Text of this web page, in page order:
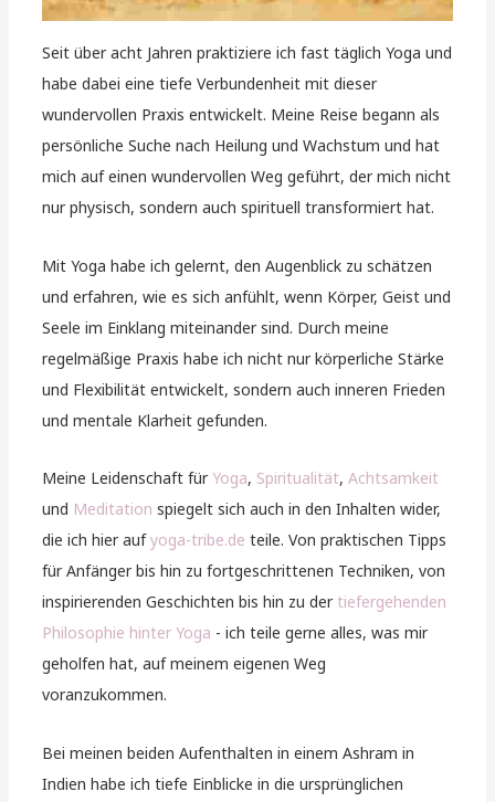
Seit über acht Jahren praktiziere ich fast täglich Yoga und
habe dabei eine tiefe Verbundenheit mit dieser
wundervollen Praxis entwickelt. Meine Reise begann als
persönliche Suche nach Heilung und Wachstum und hat
mich auf einen wundervollen Weg geführt, der mich nicht
nur physisch, sondern auch spirituell transformiert hat.
Mit Yoga habe ich gelernt, den Augenblick zu schätzen
und erfahren, wie es sich anfühlt, wenn Körper, Geist und
Seele im Einklang miteinander sind. Durch meine
regelmäßige Praxis habe ich nicht nur körperliche Stärke
und Flexibilität entwickelt, sondern auch inneren Frieden
und mentale Klarheit gefunden.
Meine Leidenschaft für Yoga, Spiritualität,Achtsamkeit
und Meditation spiegelt sich auch in den Inhalten wider,
die ich hier aufyoga-tribe.de teile. Von praktischen Tipps
für Anfänger bis hin zu fortgeschrittenen Techniken, von
inspirierenden Geschichten bis hin zu der tiefergehenden
Philosophie hinter Yoga - ich teile gerne alles, was mir
geholfen hat, auf meinem eigenen Weg
voranzukommen.
Bei meinen beiden Aufenthalten in einem Ashram in
Indien habe ich tiefe Einblicke in die ursprünglichen